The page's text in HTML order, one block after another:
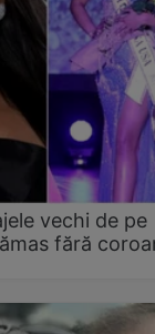
vechi de pe
fără